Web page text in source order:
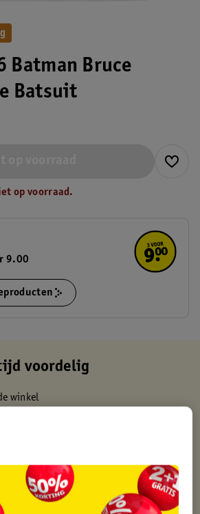
Batman Bruce
Batsuit
op voorraad.
9.00
voordelig
winkel
vanaf 50.00
30 dagen
Kruidvat kaart